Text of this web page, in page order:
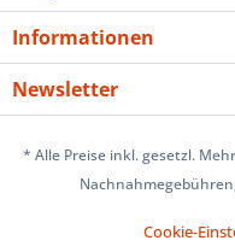
Informationen
Newsletter
* Alle Preise inkl. gesetzl.
Cookie-